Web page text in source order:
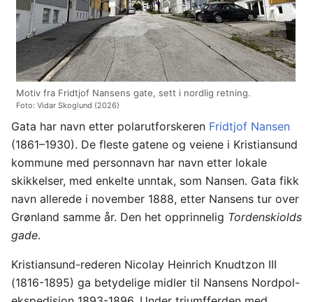
Motiv fra Fridtjof Nansens gate, sett i nordlig retning.
Foto: Vidar Skoglund (2026)
Gata har navn etter polarutforskeren Fridtjof Nansen
(1861–1930). De fleste gatene og veiene i Kristiansund
kommune med personnavn har navn etter lokale
skikkelser, med enkelte unntak, som Nansen. Gata fikk
navn allerede i november 1888, etter Nansens tur over
Grønland samme år. Den het opprinnelig Tordenskiolds
gade.
Kristiansund-rederen Nicolay Heinrich Knudtzon III
(1816-1895) ga betydelige midler til Nansens Nordpol-